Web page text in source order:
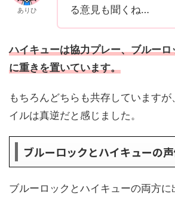
ありひ
る意見も聞くね…
ハイキューは協力プレー、ブルー
に重きを置いています。
もちろんどちらも共存していますが
イルは真逆だと感じました。
ブルーロックとハイキューの
ブルーロックとハイキューの両方